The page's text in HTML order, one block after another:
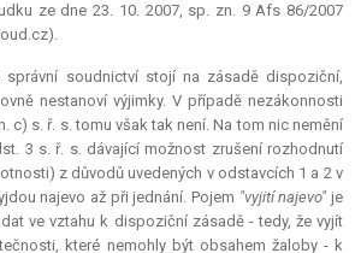
ze dne 23. 10. 2007, sp. zn. 9 Afs 86/2007
správní soudnictví stojí na zásadě dispoziční,
nestanoví výjimky. V případě nezákonnosti
c) s. ř. s. tomu však tak není. Na tom nic nemění
3 s. ř. s. dávající možnost zrušení rozhodnutí
z důvodů uvedených v odstavcích 1 a 2 v
najevo až při jednání. Pojem "vyjití najevo"je
ve vztahu k dispoziční zásadě - tedy, že vyjít
které nemohly být obsahem žaloby - k